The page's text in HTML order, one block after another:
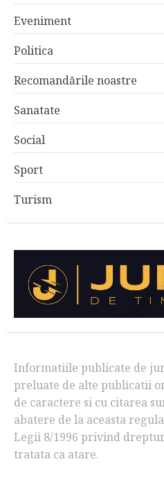
Eveniment
Politica
Recomandările noastre
Sanatate
Social
Sport
Turism
Informatiile publicate de
preluate de alte publicatii
de caractere si cu citarea
abatere de la aceasta
Legii 8/1996 privind
tratata ca atare.